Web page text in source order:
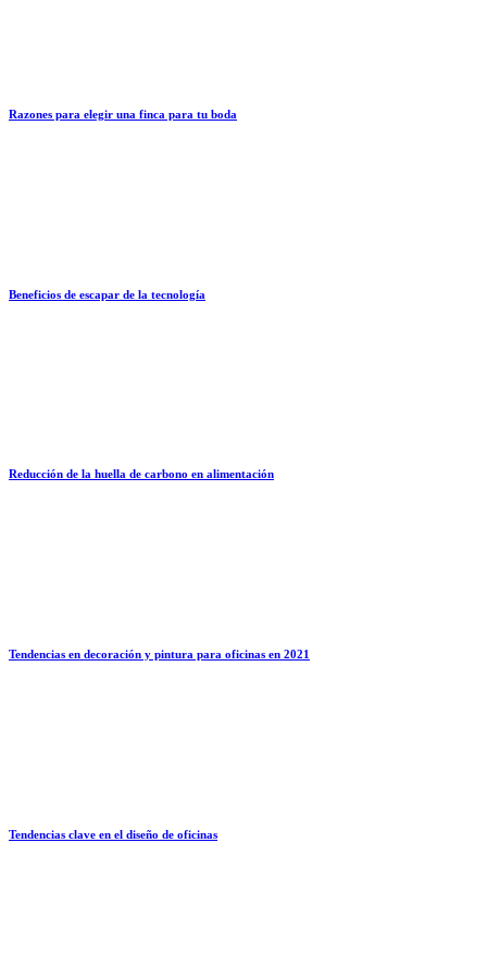
Razones para elegir una finca para tu boda
Beneficios de escapar de la tecnología
Reducción de la huella de carbono en alimentación
Tendencias en decoración y pintura para oficinas en 2021
Tendencias clave en el diseño de oficinas